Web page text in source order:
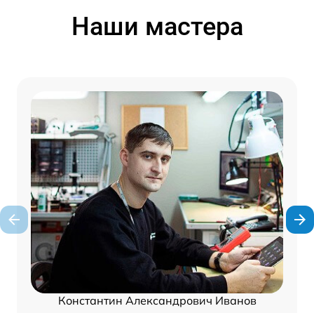
Наши мастера
Константин Александрович Иванов